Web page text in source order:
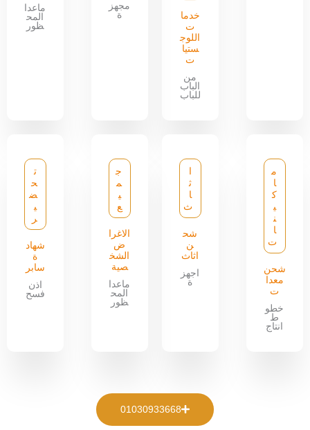
خدما
ت
اللوج
ستيا
ت
من
الباب
للباب
مجهز
ة
ماعدا
المح
ظور
م
ا
ك
ي
ن
ا
ت
شحن
معدا
ت
خطو
ط
انتاج
ث
ا
ث
شح
ن
اثاث
اجهز
ة
ج
م
ي
ع
الاغرا
ض
الشخ
صية
ماعدا
المح
ظور
ت
ح
ض
ي
ر
شهاد
ة
سابر
اذن
فسح
01030933668